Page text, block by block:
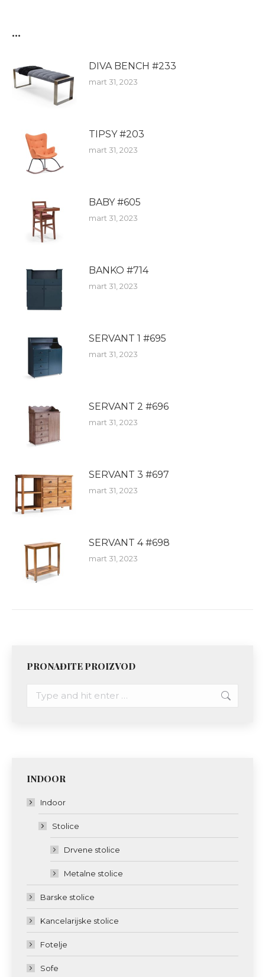
...
DIVA BENCH #233
mart 31, 2023
TIPSY #203
mart 31, 2023
BABY #605
mart 31, 2023
BANKO #714
mart 31, 2023
SERVANT 1 #695
mart 31, 2023
SERVANT 2 #696
mart 31, 2023
SERVANT 3 #697
mart 31, 2023
SERVANT 4 #698
mart 31, 2023
PRONAĐITE PROIZVOD
INDOOR
Indoor
Stolice
Drvene stolice
Metalne stolice
Barske stolice
Kancelarijske stolice
Fotelje
Sofe